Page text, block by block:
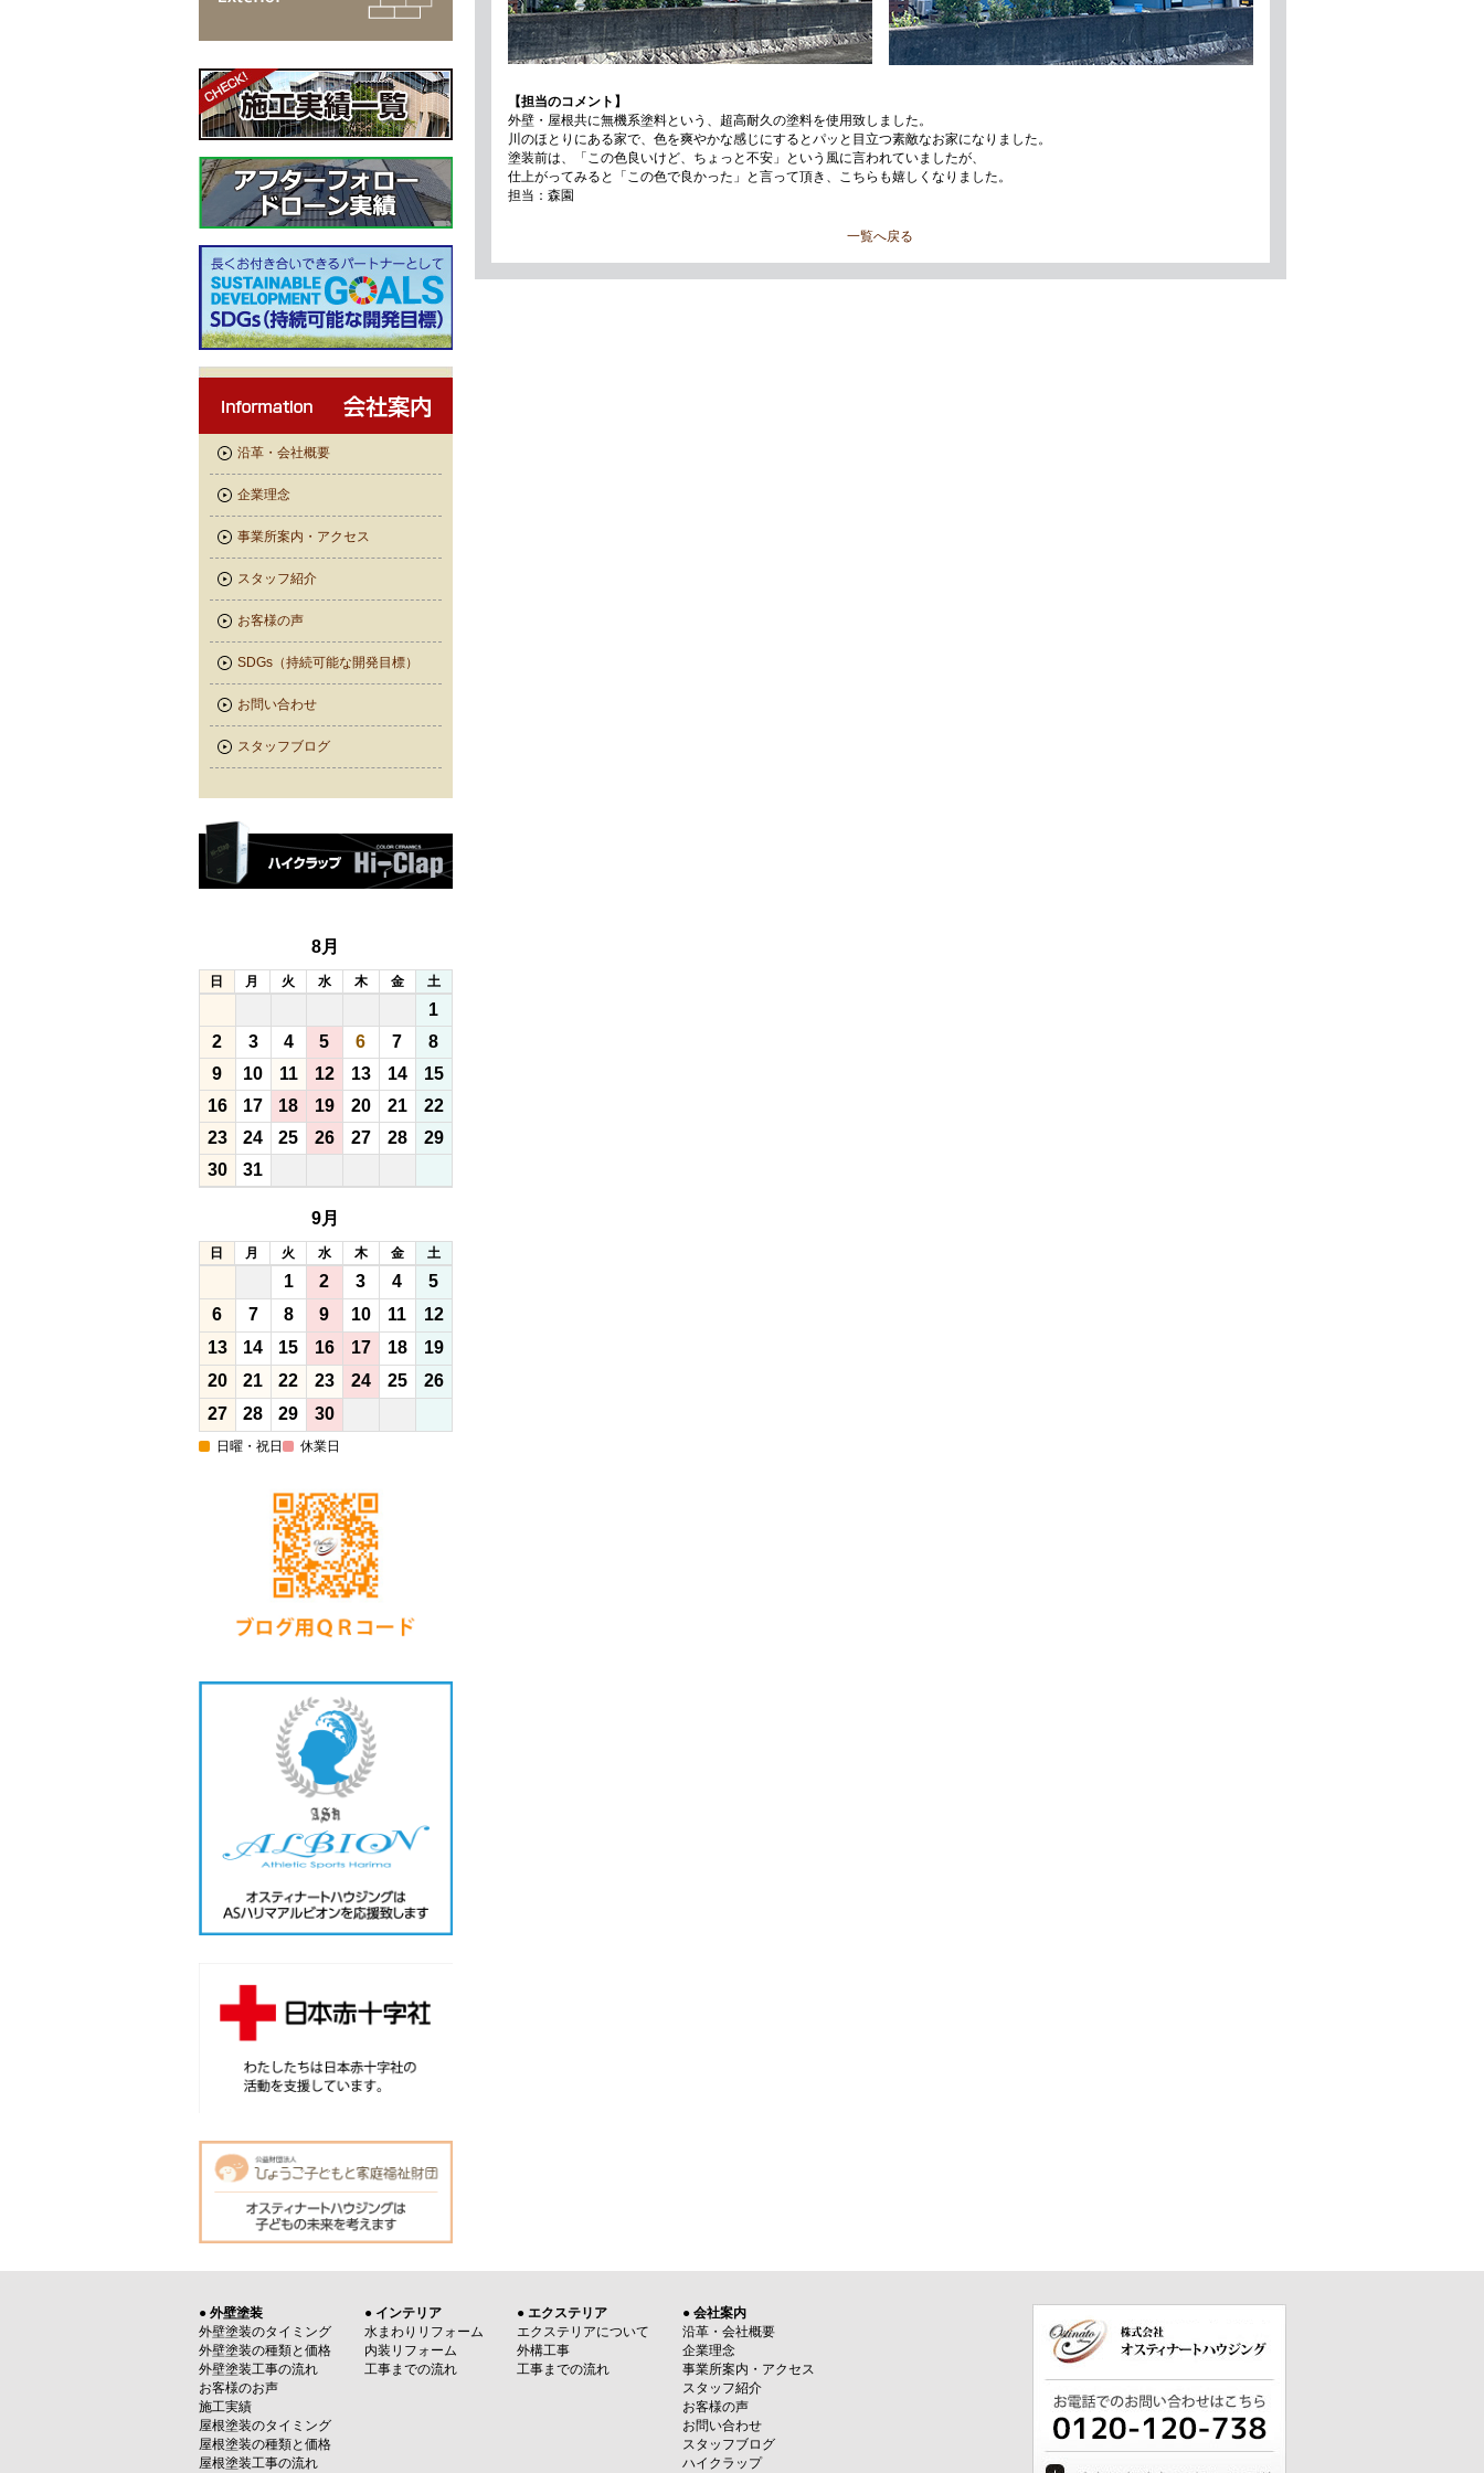
沿革・会社概要
企業理念
事業所案内・アクセス
スタッフ紹介
お客様の声
SDGs（持続可能な開発目標）
お問い合わせ
スタッフブログ
8月
日 月 火 水 木 金 土
1
2
3 4 5 6 7
8
9
10 11 12 13 14
15
16
17 18 19 20 21
22
23
24 25 26 27 28
29
30
31
9月
日 月 火 水 木 金 土
1 2 3 4
5
6
7 8 9 10 11
12
13
14 15 16 17 18
19
20
21 22 23 24 25
26
27
28 29 30
日曜・祝日 休業日
【担当のコメント】
外壁・屋根共に無機系塗料という、超高耐久の塗料を使用致しました。
川のほとりにある家で、色を爽やかな感じにするとパッと目立つ素敵なお家になりました。
塗装前は、「この色良いけど、ちょっと不安」という風に言われていましたが、
仕上がってみると「この色で良かった」と言って頂き、こちらも嬉しくなりました。
担当：森園
一覧へ戻る
● 外壁塗装
外壁塗装のタイミング
外壁塗装の種類と価格
外壁塗装工事の流れ
お客様のお声
施工実績
屋根塗装のタイミング
屋根塗装の種類と価格
屋根塗装工事の流れ
● インテリア
水まわりリフォーム
内装リフォーム
工事までの流れ
● エクステリア
エクステリアについて
外構工事
工事までの流れ
● 会社案内
沿革・会社概要
企業理念
事業所案内・アクセス
スタッフ紹介
お客様の声
お問い合わせ
スタッフブログ
ハイクラップ